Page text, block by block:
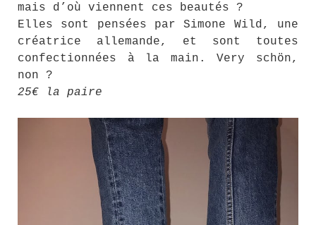
mais d’où viennent ces beautés ?
Elles sont pensées par Simone Wild, une
créatrice allemande, et sont toutes
confectionnées à la main. Very schön,
non ?
25€ la paire